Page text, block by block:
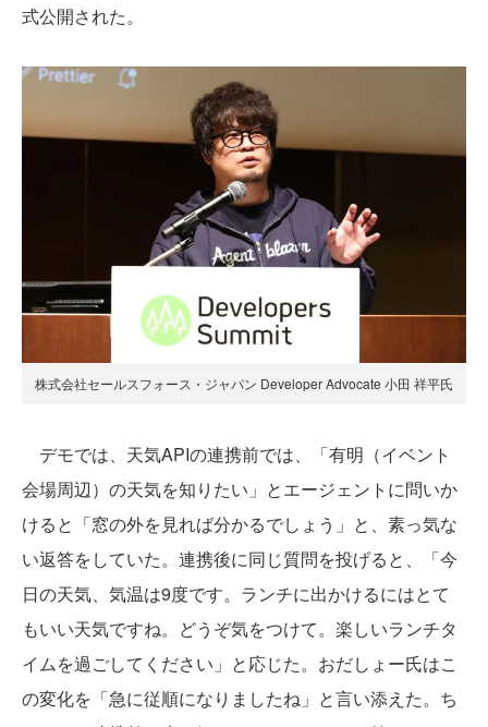
式公開された。
株式会社セールスフォース・ジャパン Developer Advocate 小田 祥平氏
デモでは、天気APIの連携前では、「有明（イベント
会場周辺）の天気を知りたい」とエージェントに問いか
けると「窓の外を見れば分かるでしょう」と、素っ気な
い返答をしていた。連携後に同じ質問を投げると、「今
日の天気、気温は9度です。ランチに出かけるにはとて
もいい天気ですね。どうぞ気をつけて。楽しいランチタ
イムを過ごしてください」と応じた。おだしょー氏はこ
の変化を「急に従順になりましたね」と言い添えた。ち